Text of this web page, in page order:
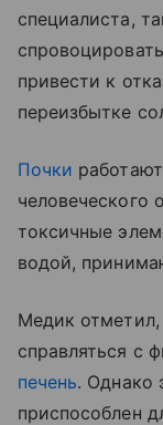
специалиста,
привести к
переизбытке
Почки
человеческого
токсичные
водой,
Медик отметил,
справляться с
печень. Однако
приспособлен